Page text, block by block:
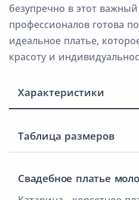
безупречно в этот
профессионалов готова
идеальное платье,
красоту и
Характеристики
Таблица размеров
Свадебное платье